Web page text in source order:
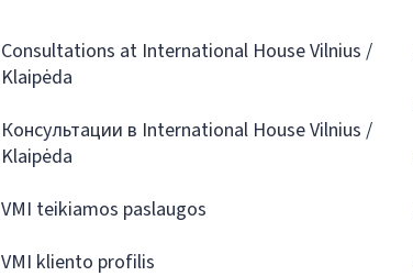
Consultations at International House Vilnius /
Klaipėda
Консультации в International House Vilnius /
Klaipėda
VMI teikiamos paslaugos
VMI kliento profilis